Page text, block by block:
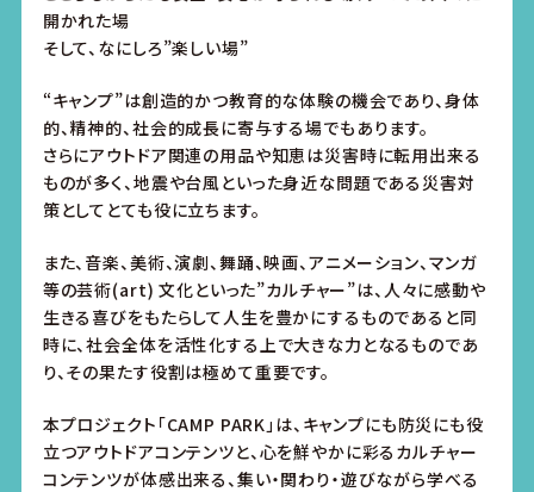
開かれた場
そして、なにしろ”楽しい場”
“キャンプ”は創造的かつ教育的な体験の機会であり、身体
的、精神的、社会的成長に寄与する場でもあります。
さらにアウトドア関連の用品や知恵は災害時に転用出来る
ものが多く、地震や台風といった身近な問題である災害対
策としてとても役に立ちます。
また、音楽、美術、演劇、舞踊、映画、アニメーション、マンガ
等の芸術(art) 文化といった”カルチャー”は、人々に感動や
生きる喜びをもたらして人生を豊かにするものであると同
時に、社会全体を活性化する上で大きな力となるものであ
り、その果たす役割は極めて重要です。
本プロジェクト「CAMP PARK」は、キャンプにも防災にも役
立つアウトドアコンテンツと、心を鮮やかに彩るカルチャー
コンテンツが体感出来る、集い・関わり・遊びながら学べる